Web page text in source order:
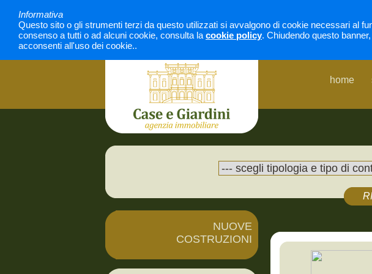
Informativa
Questo sito o gli strumenti terzi da questo utilizzati si avvalgono di cookie necessari al
consenso a tutti o ad alcuni cookie, consulta la cookie policy. Chiudendo questo
acconsenti all'uso dei cookie..
home
NUOVE
COSTRUZIONI